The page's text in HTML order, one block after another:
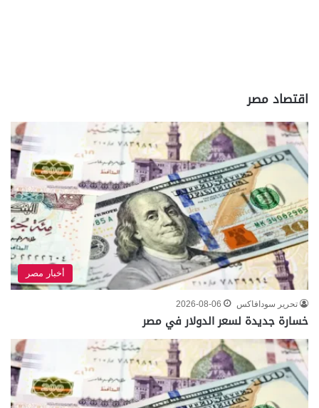
اقتصاد مصر
أخبار مصر
تحرير سودافاكس 2026-08-06
خسارة جديدة لسعر الدولار في مصر